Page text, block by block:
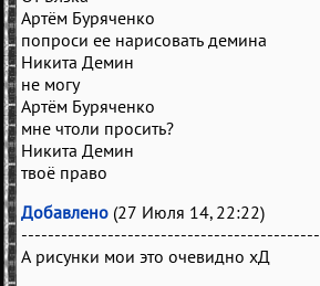
Артём Буряченко
попроси ее нарисовать демина
Никита Демин
не могу
Артём Буряченко
мне чтоли просить?
Никита Демин
твоё право
Добавлено (27 Июля 14, 22:22)
---------------------------------------------
А рисунки мои это очевидно хД